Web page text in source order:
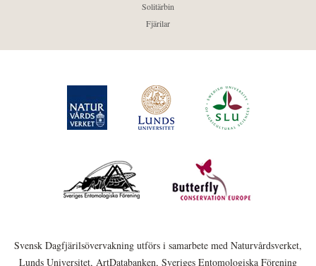
Solitärbin
Fjärilar
Svensk Dagfjärilsövervakning utförs i samarbete med Naturvårdsverket,
Lunds Universitet, ArtDatabanken, Sveriges Entomologiska Förening